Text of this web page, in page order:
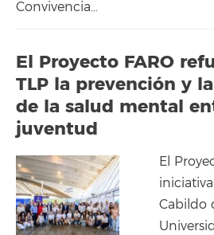
Convivencia…
El Proyecto FARO
TLP la prevención y
de la salud mental
juventud
El
Cabildo